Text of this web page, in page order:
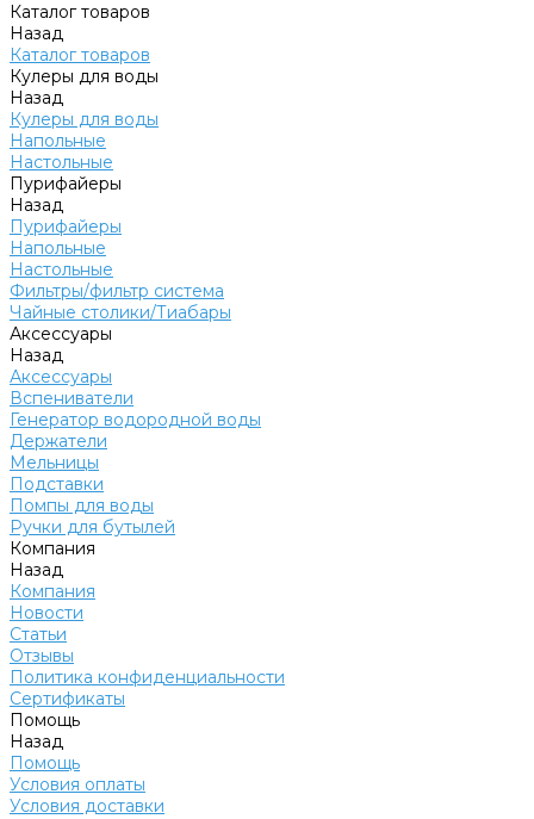
Каталог товаров
Назад
Каталог товаров
Кулеры для воды
Назад
Кулеры для воды
Напольные
Настольные
Пурифайеры
Назад
Пурифайеры
Напольные
Настольные
Фильтры/фильтр система
Чайные столики/Тиабары
Аксессуары
Назад
Аксессуары
Вспениватели
Генератор водородной воды
Держатели
Мельницы
Подставки
Помпы для воды
Ручки для бутылей
Компания
Назад
Компания
Новости
Статьи
Отзывы
Политика конфиденциальности
Сертификаты
Помощь
Назад
Помощь
Условия оплаты
Условия доставки